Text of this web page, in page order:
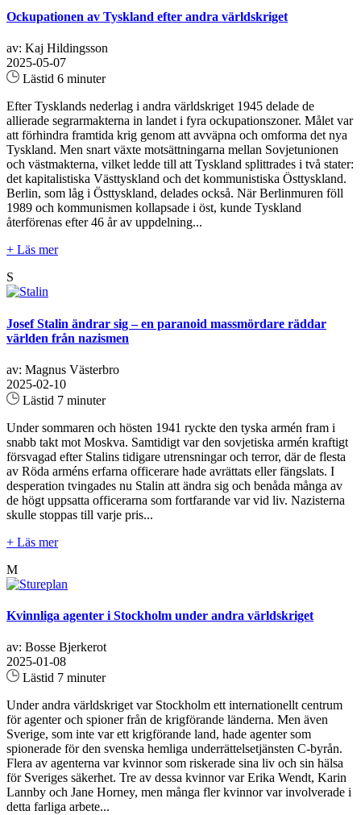
Ockupationen av Tyskland efter andra världskriget
av: Kaj Hildingsson
2025-05-07
Lästid 6 minuter
Efter Tysklands nederlag i andra världskriget 1945 delade de
allierade segrarmakterna in landet i fyra ockupationszoner. Målet var
att förhindra framtida krig genom att avväpna och omforma det nya
Tyskland. Men snart växte motsättningarna mellan Sovjetunionen
och västmakterna, vilket ledde till att Tyskland splittrades i två stater:
det kapitalistiska Västtyskland och det kommunistiska Östtyskland.
Berlin, som låg i Östtyskland, delades också. När Berlinmuren föll
1989 och kommunismen kollapsade i öst, kunde Tyskland
återförenas efter 46 år av uppdelning...
+ Läs mer
S
Josef Stalin ändrar sig – en paranoid massmördare räddar
världen från nazismen
av: Magnus Västerbro
2025-02-10
Lästid 7 minuter
Under sommaren och hösten 1941 ryckte den tyska armén fram i
snabb takt mot Moskva. Samtidigt var den sovjetiska armén kraftigt
försvagad efter Stalins tidigare utrensningar och terror, där de flesta
av Röda arméns erfarna officerare hade avrättats eller fängslats. I
desperation tvingades nu Stalin att ändra sig och benåda många av
de högt uppsatta officerarna som fortfarande var vid liv. Nazisterna
skulle stoppas till varje pris...
+ Läs mer
M
Kvinnliga agenter i Stockholm under andra världskriget
av: Bosse Bjerkerot
2025-01-08
Lästid 7 minuter
Under andra världskriget var Stockholm ett internationellt centrum
för agenter och spioner från de krigförande länderna. Men även
Sverige, som inte var ett krigförande land, hade agenter som
spionerade för den svenska hemliga underrättelsetjänsten C-byrån.
Flera av agenterna var kvinnor som riskerade sina liv och sin hälsa
för Sveriges säkerhet. Tre av dessa kvinnor var Erika Wendt, Karin
Lannby och Jane Horney, men många fler kvinnor var involverade i
detta farliga arbete...